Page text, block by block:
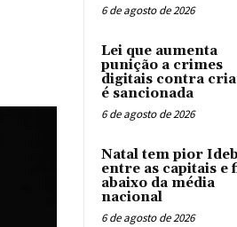
6 de agosto de 2026
Lei que aumenta
punição a crimes
digitais contra
é sancionada
6 de agosto de 2026
Natal tem pior Ideb
entre as capitais e
abaixo da média
nacional
6 de agosto de 2026